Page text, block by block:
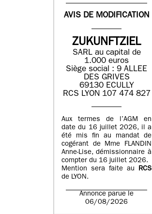
AVIS DE MODIFICATION
ZUKUNFTZIEL
SARL au capital de
1.000 euros
Siège social : 9 ALLEE
DES GRIVES
69130 ECULLY
RCS LYON 107 474 827
Aux termes de l’AGM en
date du 16 juillet 2026, il a
été mis fin au mandat de
cogérant de Mme FLANDIN
Anne-Lise, démissionnaire à
compter du 16 juillet 2026.
Mention sera faite au RCS
de LYON.
Annonce parue le
06/08/2026